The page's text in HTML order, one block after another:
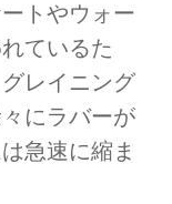
トやウォー
ているた
レイニング
にラバーが
急速に縮ま